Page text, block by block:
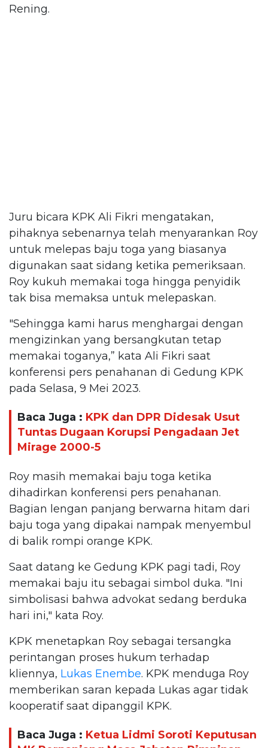
Rening.
Juru bicara KPK Ali Fikri mengatakan,
pihaknya sebenarnya telah menyarankan Roy
untuk melepas baju toga yang biasanya
digunakan saat sidang ketika pemeriksaan.
Roy kukuh memakai toga hingga penyidik
tak bisa memaksa untuk melepaskan.
"Sehingga kami harus menghargai dengan
mengizinkan yang bersangkutan tetap
memakai toganya,” kata Ali Fikri saat
konferensi pers penahanan di Gedung KPK
pada Selasa, 9 Mei 2023.
Baca Juga : KPK dan DPR Didesak Usut
Tuntas Dugaan Korupsi Pengadaan Jet
Mirage 2000-5
Roy masih memakai baju toga ketika
dihadirkan konferensi pers penahanan.
Bagian lengan panjang berwarna hitam dari
baju toga yang dipakai nampak menyembul
di balik rompi orange KPK.
Saat datang ke Gedung KPK pagi tadi, Roy
memakai baju itu sebagai simbol duka. "Ini
simbolisasi bahwa advokat sedang berduka
hari ini," kata Roy.
KPK menetapkan Roy sebagai tersangka
perintangan proses hukum terhadap
kliennya, Lukas Enembe. KPK menduga Roy
memberikan saran kepada Lukas agar tidak
kooperatif saat dipanggil KPK.
Baca Juga : Ketua Lidmi Soroti Keputusan